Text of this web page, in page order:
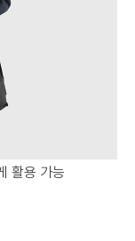
활용 가능